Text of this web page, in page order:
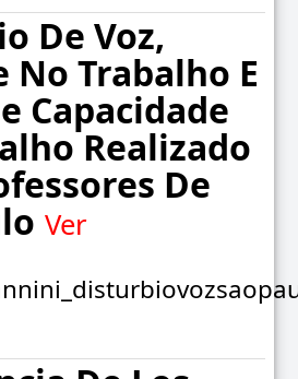
De Voz,
No Trabalho E
Capacidade
Realizado
De
Ver